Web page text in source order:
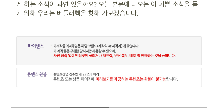
게 하는 소식이 과연 있을까요? 오늘 본문에 나오는 이 기쁜 소식을 듣
기 위해 우리는 베들레헴을 향해 가보겠습니다